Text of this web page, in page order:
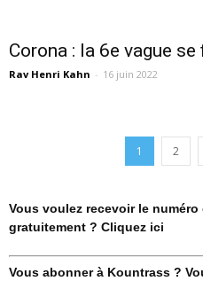
Corona : la 6e vague
Rav Henri Kahn - 16 juin 2022
1 2
Vous voulez recevoir le
gratuitement ? Cliquez ici
Vous abonner à Kountrass ?